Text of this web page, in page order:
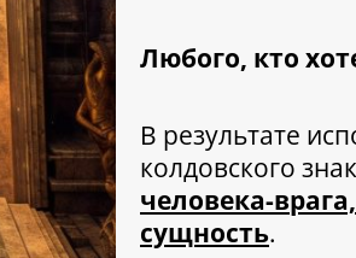
Любого, кто
В результате
колдовского
человека-
сущность.